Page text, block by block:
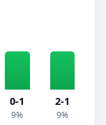
0-1
9%
2-1
9%